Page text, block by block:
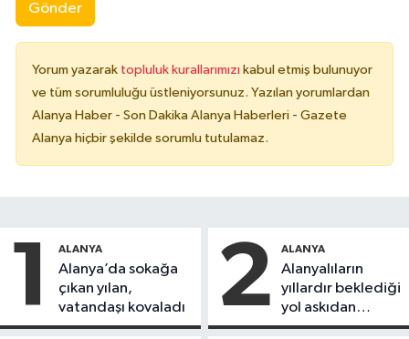
Gönder
Yorum yazarak topluluk kurallarımızı kabul etmiş bulunuyor
ve tüm sorumluluğu üstleniyorsunuz. Yazılan yorumlardan
Alanya Haber - Son Dakika Alanya Haberleri - Gazete
Alanya hiçbir şekilde sorumlu tutulamaz.
1 ALANYA
Alanya’da sokağa
çıkan yılan,
vatandaşı kovaladı
2 ALANYA
Alanyalıların
yıllardır beklediği
yol askıdan
döndü